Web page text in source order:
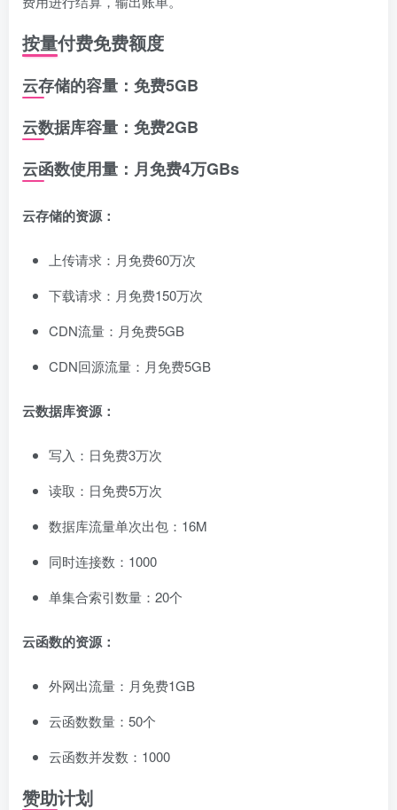
按量付费免费额度
云存储的容量：免费5GB
云数据库容量：免费2GB
云函数使用量：月免费4万GBs
云存储的资源：
上传请求：月免费60万次
下载请求：月免费150万次
CDN流量：月免费5GB
CDN回源流量：月免费5GB
云数据库资源：
写入：日免费3万次
读取：日免费5万次
数据库流量单次出包：16M
同时连接数：1000
单集合索引数量：20个
云函数的资源：
外网出流量：月免费1GB
云函数数量：50个
云函数并发数：1000
赞助计划